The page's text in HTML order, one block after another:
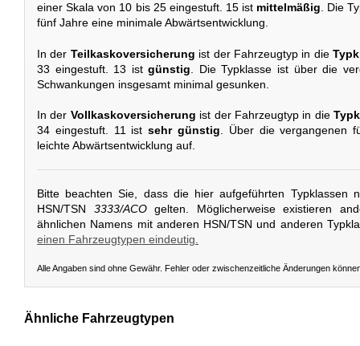
einer Skala von 10 bis 25 eingestuft. 15 ist mittelmäßig . Die
fünf Jahre eine minimale Abwärtsentwicklung.
In der Teilkaskoversicherung ist der Fahrzeugtyp in die
33 eingestuft. 13 istgünstig . Die Typklasse ist über die
Schwankungen insgesamt minimal gesunken.
In der Vollkaskoversicherung ist der Fahrzeugtyp in die
34 eingestuft. 11 istsehr günstig. Über die vergangenen
leichte Abwärtsentwicklung auf.
Bitte beachten Sie, dass die hier aufgeführten Typklassen
HSN/TSN 3333/ACOgelten. Möglicherweise existieren
ähnlichen Namens mit anderen HSN/TSN und anderen
einen Fahrzeugtypen eindeutig.
Alle Angaben sind ohne Gewähr. Fehler oder zwischenzeitliche Änderungen
Ähnliche Fahrzeugtypen